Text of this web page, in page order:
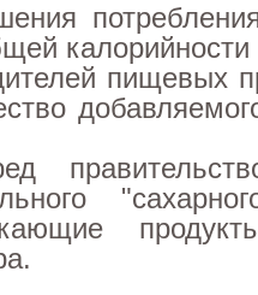
пищевых